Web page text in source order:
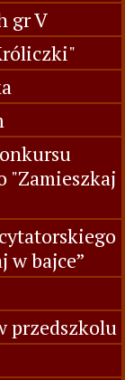
gr V
"Zamieszkaj
w bajce”
przedszkolu